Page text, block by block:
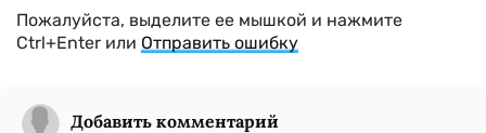
Пожалуйста, выделите ее мышкой и нажмите
Ctrl+Enter или Отправить ошибку
Добавить комментарий